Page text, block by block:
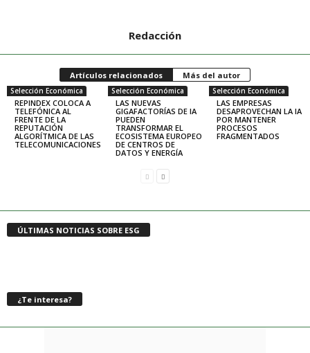
Redacción
Artículos relacionados Más del autor
Selección Económica
REPINDEX COLOCA A
TELEFÓNICA AL
FRENTE DE LA
REPUTACIÓN
ALGORÍTMICA DE LAS
TELECOMUNICACIONES
Selección Económica
LAS NUEVAS
GIGAFACTORÍAS DE IA
PUEDEN
TRANSFORMAR EL
ECOSISTEMA EUROPEO
DE CENTROS DE
DATOS Y ENERGÍA
Selección Económica
LAS EMPRESAS
DESAPROVECHAN LA IA
POR MANTENER
PROCESOS
FRAGMENTADOS
ÚLTIMAS NOTICIAS SOBRE ESG
¿Te interesa?